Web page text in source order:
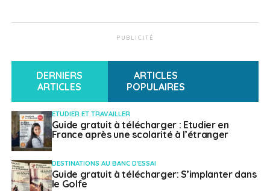
PUBLICITÉ
DERNIERS
ARTICLES
ARTICLES
POPULAIRES
ETUDIER ET TRAVAILLER
Guide gratuit à télécharger : Etudier en
France après une scolarité à l’étranger
DESTINATIONS AU BANC D'ESSAI
Guide gratuit à télécharger: S’implanter dans
le Golfe